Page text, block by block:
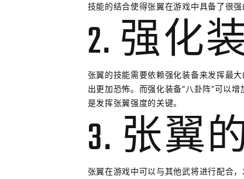
技能的结合使得张翼在游戏中具备了很强
2. 强化
张翼的技能需要依赖强化装备来发挥最
出更加恐怖。而强化装备“八卦阵”可以
是发挥张翼强度的关键。
3. 张翼
张翼在游戏中可以与其他武将进行配合